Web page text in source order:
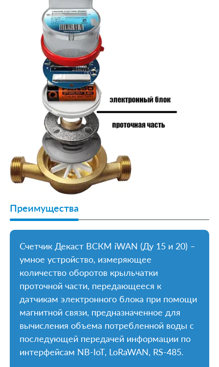
Преимущества
Счетчик Декаст ВСКМ iWAN (Ду 15 и 20) –
умное устройство, измеряющее
количество оборотов крыльчатки
проточной части, передающееся к
датчикам электронного блока при помощи
магнитной связи, предназначенное для
вычисления объема потребленной воды с
последующей передачей информации по
интерфейсам NB-IoT, LoRaWAN, RS-485.